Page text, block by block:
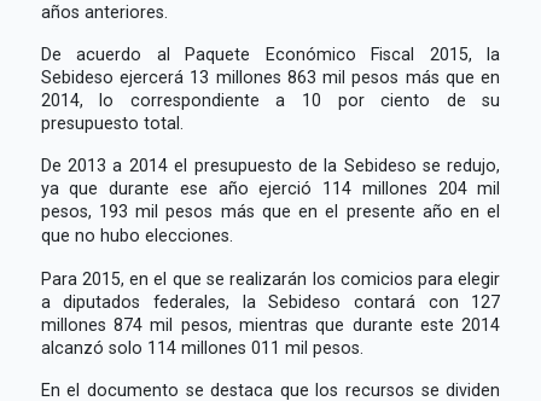
años anteriores.
De acuerdo al Paquete Económico Fiscal 2015, la
Sebideso ejercerá 13 millones 863 mil pesos más que en
2014, lo correspondiente a 10 por ciento de su
presupuesto total.
De 2013 a 2014 el presupuesto de la Sebideso se redujo,
ya que durante ese año ejerció 114 millones 204 mil
pesos, 193 mil pesos más que en el presente año en el
que no hubo elecciones.
Para 2015, en el que se realizarán los comicios para elegir
a diputados federales, la Sebideso contará con 127
millones 874 mil pesos, mientras que durante este 2014
alcanzó solo 114 millones 011 mil pesos.
En el documento se destaca que los recursos se dividen